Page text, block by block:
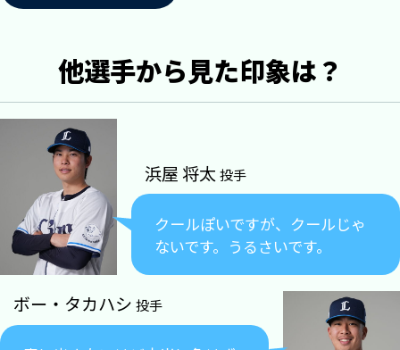
他選手から見た印象は？
浜屋 将太 投手
クールぽいですが、クールじゃ
ないです。うるさいです。
ボー・タカハシ 投手